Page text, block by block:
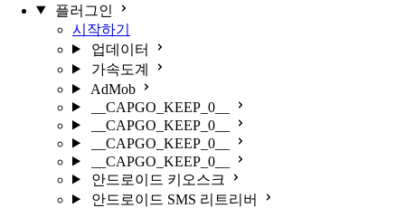
플러그인
시작하기
업데이터
가속도계
AdMob
__CAPGO_KEEP_0__
__CAPGO_KEEP_0__
__CAPGO_KEEP_0__
__CAPGO_KEEP_0__
안드로이드 키오스크
안드로이드 SMS 리트리버